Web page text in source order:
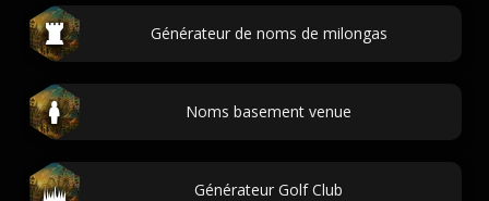
Générateur de noms de milongas
Noms basement venue
Générateur Golf Club